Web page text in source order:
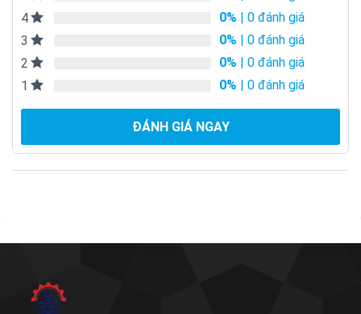
4
0% | 0 đánh giá
3
0% | 0 đánh giá
2
0% | 0 đánh giá
1
0% | 0 đánh giá
ĐÁNH GIÁ NGAY